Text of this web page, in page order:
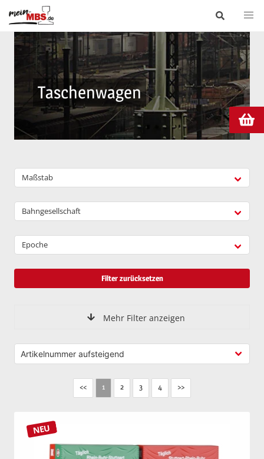
Taschenwagen
Maßstab
Bahngesellschaft
Epoche
Filter zurücksetzen
Mehr Filter anzeigen
<< 1 2 3 4 >>
NEU